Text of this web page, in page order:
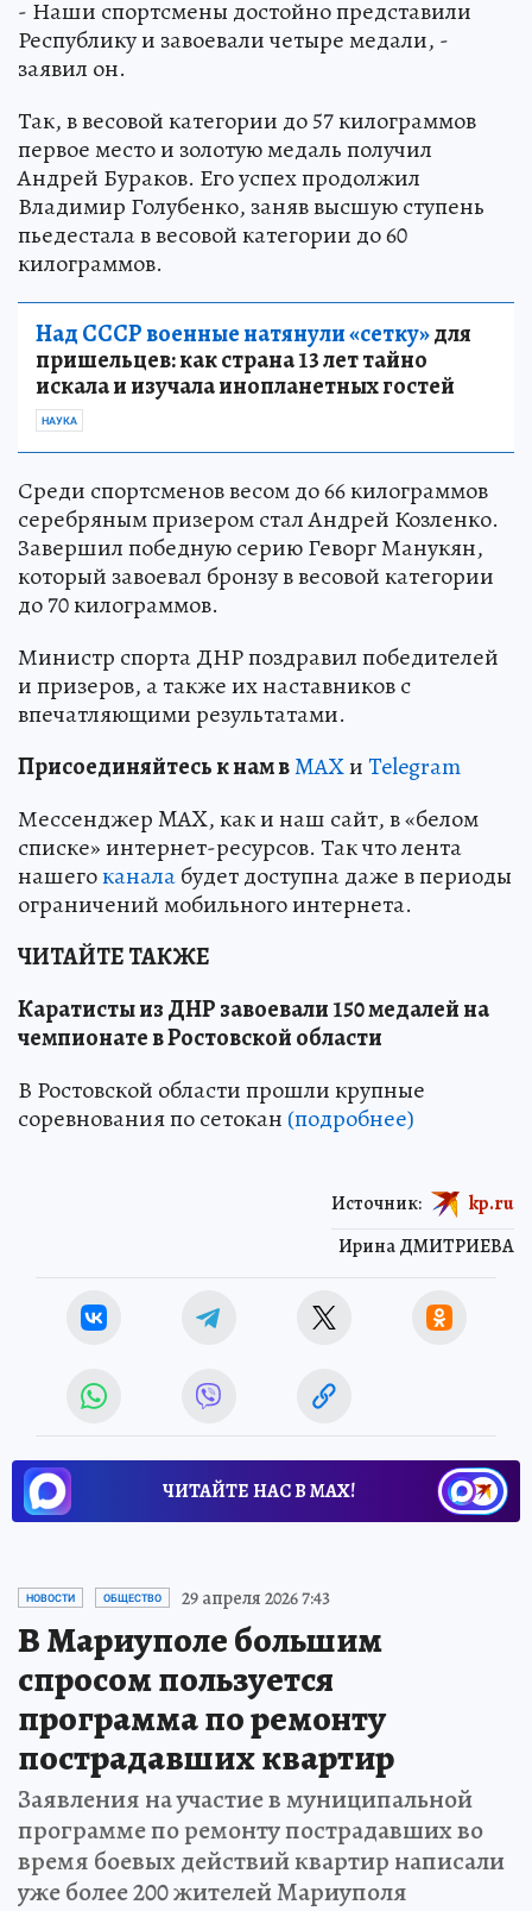
- Наши спортсмены достойно представили
Республику и завоевали четыре медали, -
заявил он.
Так, в весовой категории до 57 килограммов
первое место и золотую медаль получил
Андрей Бураков. Его успех продолжил
Владимир Голубенко, заняв высшую ступень
пьедестала в весовой категории до 60
килограммов.
Над СССР военные натянули «сетку»для
пришельцев: как страна 13 лет тайно
искала и изучала инопланетных гостей
НАУКА
Среди спортсменов весом до 66 килограммов
серебряным призером стал Андрей Козленко.
Завершил победную серию Геворг Манукян,
который завоевал бронзу в весовой категории
до 70 килограммов.
Министр спорта ДНР поздравил победителей
и призеров, а также их наставников с
впечатляющими результатами.
Присоединяйтесь к нам вMAXиTelegram
Мессенджер MAX, как и наш сайт, в «белом
списке» интернет-ресурсов. Так что лента
нашегоканалабудет доступна даже в периоды
ограничений мобильного интернета.
ЧИТАЙТЕ ТАКЖЕ
Каратисты из ДНР завоевали 150 медалей на
чемпионате в Ростовской области
В Ростовской области прошли крупные
соревнования по сетокан (подробнее)
Ирина ДМИТРИЕВА
Источник: kp.ru
ЧИТАЙТЕ НАС В МАХ!
НОВОСТИ ОБЩЕСТВО 29 апреля 2026 7:43
В Мариуполе большим
спросом пользуется
программа по ремонту
пострадавших квартир
Заявления на участие в муниципальной
программе по ремонту пострадавших во
время боевых действий квартир написали
уже более 200 жителей Мариуполя